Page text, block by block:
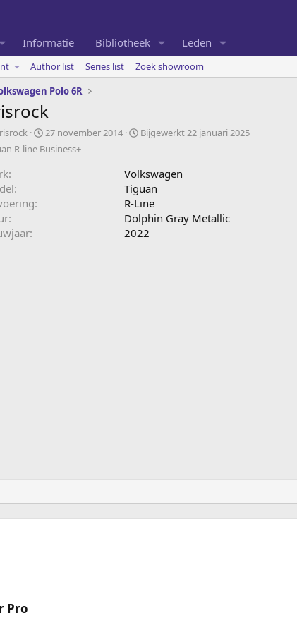
Informatie Bibliotheek Leden
Author list Series list
Zoek showroom
Polo 6R
C
r
27 november 2014 Bijgewerkt22 januari 2025
R-line Business+
Volkswagen
Tiguan
R-Line
Dolphin Gray Metallic
2022
Pro​